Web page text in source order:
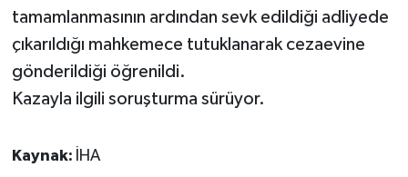
tamamlanmasının ardından sevk edildiği adliyede
çıkarıldığı mahkemece tutuklanarak cezaevine
gönderildiği öğrenildi.
Kazayla ilgili soruşturma sürüyor.
Kaynak: İHA